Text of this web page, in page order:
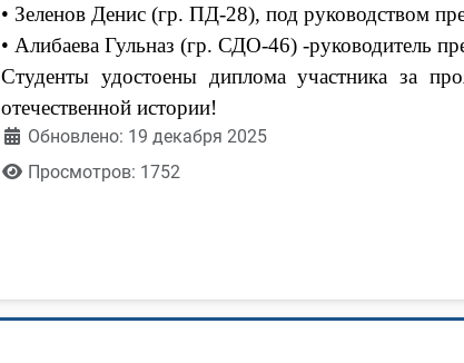
• Зеленов Денис (гр. ПД-28), под руководством
• Алибаева Гульназ (гр. СДО-46) -руководитель
Студенты удостоены диплома участника за
отечественной истории!
Обновлено: 19 декабря 2025
Просмотров: 1752